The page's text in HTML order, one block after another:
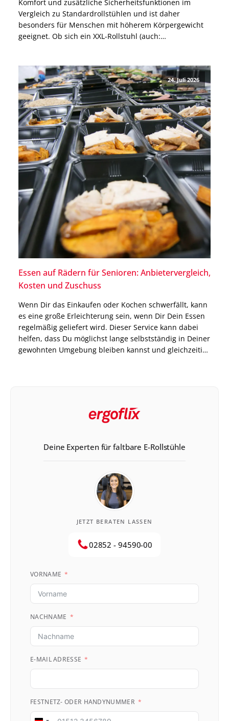
Komfort und zusätzliche Sicherheitsfunktionen im
Vergleich zu Standardrollstühlen und ist daher
besonders für Menschen mit höherem Körpergewicht
geeignet. Ob sich ein XXL-Rollstuhl (auch:
große Menschen oder Menschen mit einem allgemein
breiten Körperbau […]
24. Juli 2026
Essen auf Rädern für Senioren: Anbietervergleich,
Kosten und Zuschuss
Wenn Dir das Einkaufen oder Kochen schwerfällt, kann
es eine große Erleichterung sein, wenn Dir Dein Essen
regelmäßig geliefert wird. Dieser Service kann dabei
helfen, dass Du möglichst lange selbstständig in Deiner
gewohnten Umgebung bleiben kannst und gleichzeitig
Deine Experten für faltbare E-Rollstühle
JETZT BERATEN LASSEN
02852 - 94590-00
VORNAME
NACHNAME
E-MAIL ADRESSE
FESTNETZ- ODER HANDYNUMMER